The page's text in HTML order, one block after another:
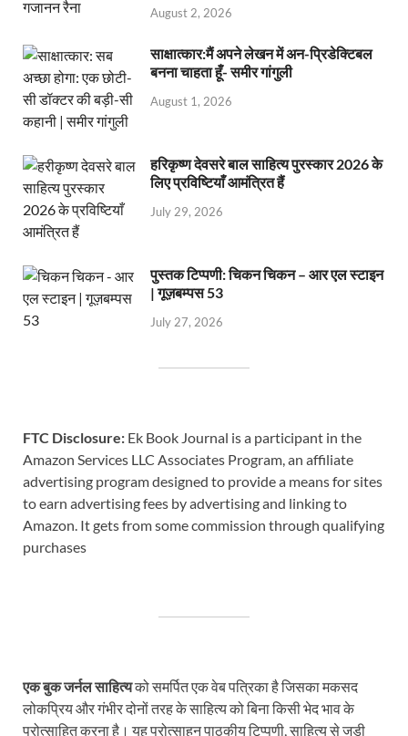
August 2, 2026
साक्षात्कार:मैं अपने लेखन में अन-प्रिडेक्टिबल
बनना चाहता हूँ- समीर गांगुली
August 1, 2026
हरिकृष्ण देवसरे बाल साहित्य पुरस्कार 2026 के
लिए प्रविष्टियाँ आमंत्रित हैं
July 29, 2026
पुस्तक टिप्पणी: चिकन चिकन – आर एल स्टाइन
| गूज़बम्पस 53
July 27, 2026
FTC Disclosure: Ek Book Journal is a participant in the
Amazon Services LLC Associates Program, an affiliate
advertising program designed to provide a means for sites
to earn advertising fees by advertising and linking to
Amazon. It gets from some commission through qualifying
purchases
एक बुक जर्नल साहित्यको समर्पित एक वेब पत्रिका है जिसका मकसद
लोकप्रिय और गंभीर दोनों तरह के साहित्य को बिना किसी भेद भाव के
प्रोत्साहित करना है। यह प्रोत्साहन पाठकीय टिप्पणी, साहित्य से जुड़ी